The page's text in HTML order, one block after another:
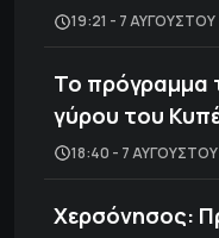
19:21 - 7 ΑΥΓΟΎΣΤΟΥ
Το πρόγραμμα
γύρου του
18:40 - 7 ΑΥΓΟΎΣΤΟΥ
Χερσόνησος: